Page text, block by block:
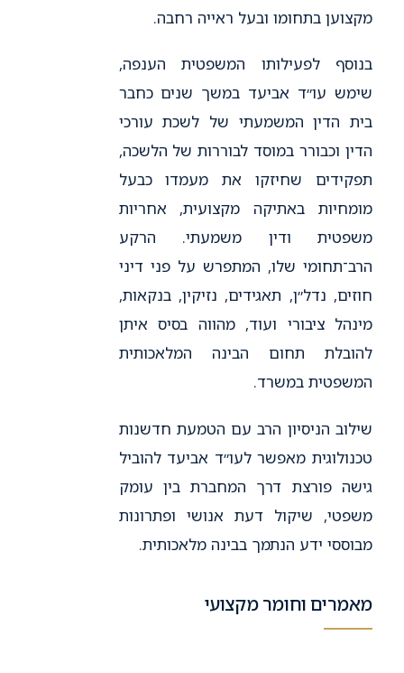
מקצוען בתחומו ובעל ראייה רחבה.
בנוסף לפעילותו המשפטית הענפה,
שימש עו״ד אביעד במשך שנים כחבר
בית הדין המשמעתי של לשכת עורכי
הדין וכבורר במוסד לבוררות של הלשכה,
תפקידים שחיזקו את מעמדו כבעל
מומחיות באתיקה מקצועית, אחריות
משפטית ודין משמעתי. הרקע
הרב־תחומי שלו, המתפרש על פני דיני
חוזים, נדל״ן, תאגידים, נזיקין, בנקאות,
מינהל ציבורי ועוד, מהווה בסיס איתן
להובלת תחום הבינה המלאכותית
המשפטית במשרד.
שילוב הניסיון הרב עם הטמעת חדשנות
טכנולוגית מאפשר לעו״ד אביעד להוביל
גישה פורצת דרך המחברת בין עומק
משפטי, שיקול דעת אנושי ופתרונות
מבוססי ידע הנתמך בבינה מלאכותית.
מאמרים וחומר מקצועי